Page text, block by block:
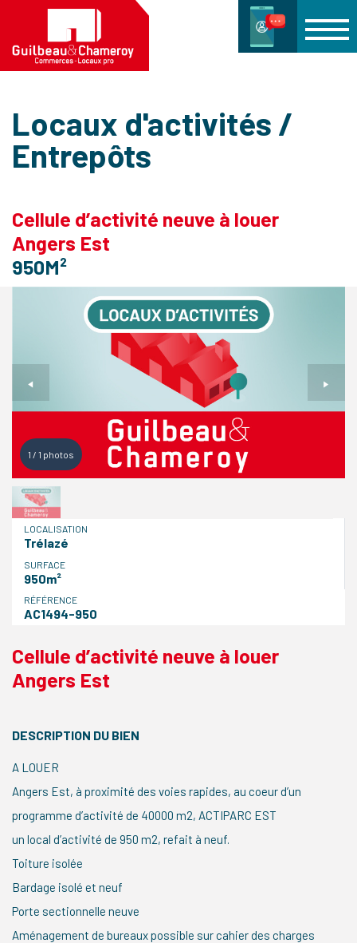
Locaux d'activités /
Entrepôts
Cellule d’activité neuve à louer
Angers Est
950M²
1 / 1 photos
LOCALISATION
Trélazé
SURFACE
950m²
RÉFÉRENCE
AC1494-950
Cellule d’activité neuve à louer
Angers Est
DESCRIPTION DU BIEN
A LOUER
Angers Est, à proximité des voies rapides, au coeur d’un
programme d’activité de 40000 m2, ACTIPARC EST
un local d’activité de 950 m2, refait à neuf.
Toiture isolée
Bardage isolé et neuf
Porte sectionnelle neuve
Aménagement de bureaux possible sur cahier des charges